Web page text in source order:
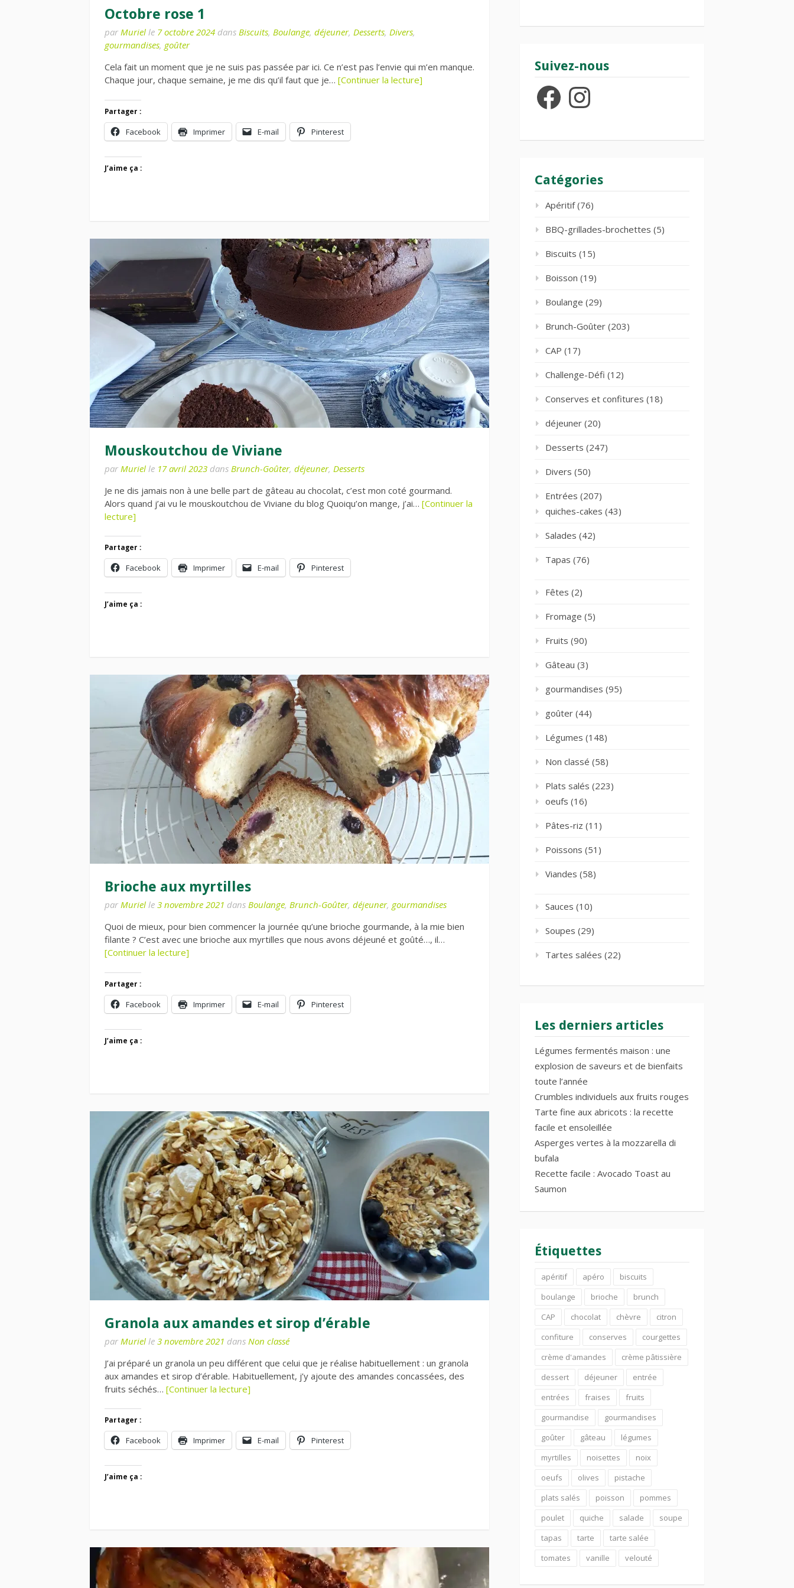
Octobre rose 1
par Muriel le 7 octobre 2024 dans Biscuits, Boulange, déjeuner, Desserts, Divers,
gourmandises, goûter
Cela fait un moment que je ne suis pas passée par ici. Ce n’est pas l’envie qui m’en manque.
Chaque jour, chaque semaine, je me dis qu’il faut que je… [Continuer la lecture]
Partager :
Facebook Imprimer E-mail Pinterest
J’aime ça :
Mouskoutchou de Viviane
par Muriel le 17 avril 2023 dans Brunch-Goûter, déjeuner, Desserts
Je ne dis jamais non à une belle part de gâteau au chocolat, c’est mon coté gourmand.
Alors quand j’ai vu le mouskoutchou de Viviane du blog Quoiqu’on mange, j’ai… [Continuer la
lecture]
Partager :
Facebook Imprimer E-mail Pinterest
J’aime ça :
Brioche aux myrtilles
par Muriel le 3 novembre 2021 dans Boulange, Brunch-Goûter, déjeuner, gourmandises
Quoi de mieux, pour bien commencer la journée qu’une brioche gourmande, à la mie bien
filante ? C’est avec une brioche aux myrtilles que nous avons déjeuné et goûté…, il…
[Continuer la lecture]
Partager :
Facebook Imprimer E-mail Pinterest
J’aime ça :
Granola aux amandes et sirop d’érable
par Muriel le 3 novembre 2021 dans Non classé
J’ai préparé un granola un peu différent que celui que je réalise habituellement : un granola
aux amandes et sirop d’érable. Habituellement, j’y ajoute des amandes concassées, des
fruits séchés… [Continuer la lecture]
Partager :
Facebook Imprimer E-mail Pinterest
J’aime ça :
Suivez-nous
FacebookInstagram
Catégories
Apéritif(76)
BBQ-grillades-brochettes (5)
Biscuits (15)
Boisson (19)
Boulange (29)
Brunch-Goûter (203)
CAP (17)
Challenge-Défi (12)
Conserves et confitures (18)
déjeuner (20)
Desserts (247)
Divers (50)
Entrées (207)
quiches-cakes (43)
Salades (42)
Tapas (76)
Fêtes (2)
Fromage (5)
Fruits (90)
Gâteau (3)
gourmandises (95)
goûter (44)
Légumes (148)
Non classé (58)
Plats salés (223)
oeufs (16)
Pâtes-riz (11)
Poissons (51)
Viandes (58)
Sauces (10)
Soupes (29)
Tartes salées (22)
Les derniers articles
Légumes fermentés maison : une
explosion de saveurs et de bienfaits
toute l’année
Crumbles individuels aux fruits rouges
Tarte fine aux abricots : la recette
facile et ensoleillée
Asperges vertes à la mozzarella di
bufala
Recette facile : Avocado Toast au
Saumon
Étiquettes
apéritif apéro
biscuits
boulange
brioche
brunch
CAP
chocolat chèvre
citron
confiture
conserves
courgettes
crème d'amandes
crème pâtissière
dessert
déjeuner
entrée
entrées
fraises
fruits
gourmandise
gourmandises
goûter
gâteau
légumes
myrtilles
noisettes
noix
oeufs
olives
pistache
plats salés
poisson
pommes
poulet
quiche salade
soupe
tapas
tarte
tarte salée
tomates
vanille velouté